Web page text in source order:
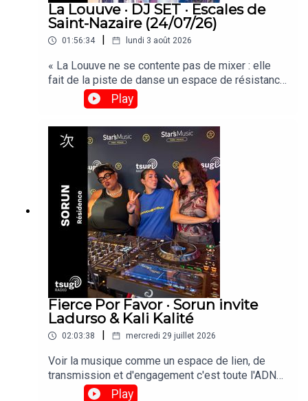
La Louuve · DJ SET · Escales de
Saint-Nazaire (24/07/26)
01:56:34 | lundi 3 août 2026
« La Louuve ne se contente pas de mixer : elle
fait de la piste de danse un espace de résistance
et de réinvention culturelle. »Retrouvez son set
enregistré depuis le Club 360 des Escales de
Saint-Nazaire le vendredi 24 Juillet 2026. © Brice
Photo
Play
Fierce Por Favor · Sorun invite
Ladurso & Kali Kalité
02:03:38 mercredi 29 juillet 2026
Voir la musique comme un espace de lien, de
transmission et d'engagement c'est toute l'ADN
de la résidence Fierce Por Favor, imaginé par
Play